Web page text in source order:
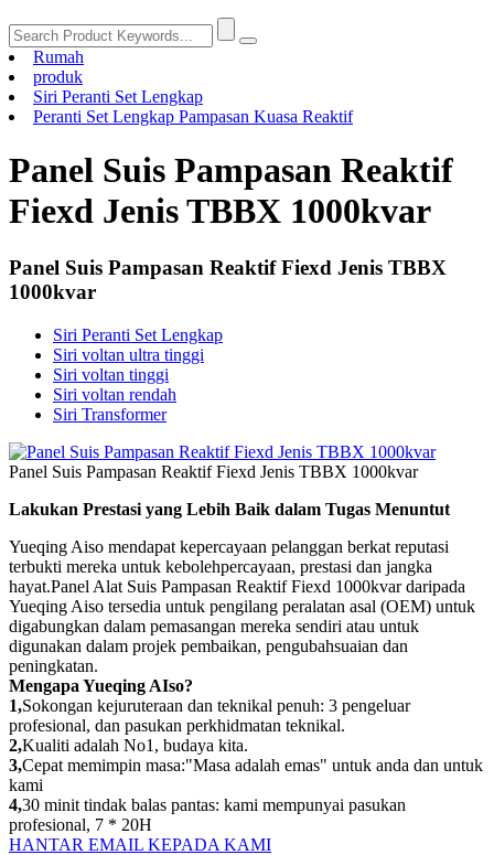
Rumah
produk
Siri Peranti Set Lengkap
Peranti Set Lengkap Pampasan Kuasa Reaktif
Panel Suis Pampasan Reaktif
Fiexd Jenis TBBX 1000kvar
Panel Suis Pampasan Reaktif Fiexd Jenis TBBX
1000kvar
Siri Peranti Set Lengkap
Siri voltan ultra tinggi
Siri voltan tinggi
Siri voltan rendah
Siri Transformer
Panel Suis Pampasan Reaktif Fiexd Jenis TBBX 1000kvar
Lakukan Prestasi yang Lebih Baik dalam Tugas Menuntut
Yueqing Aiso mendapat kepercayaan pelanggan berkat reputasi
terbukti mereka untuk kebolehpercayaan, prestasi dan jangka
hayat.Panel Alat Suis Pampasan Reaktif Fiexd 1000kvar daripada
Yueqing Aiso tersedia untuk pengilang peralatan asal (OEM) untuk
digabungkan dalam pemasangan mereka sendiri atau untuk
digunakan dalam projek pembaikan, pengubahsuaian dan
peningkatan.
Mengapa Yueqing AIso?
1,Sokongan kejuruteraan dan teknikal penuh: 3 pengeluar
profesional, dan pasukan perkhidmatan teknikal.
2,Kualiti adalah No1, budaya kita.
3,Cepat memimpin masa:"Masa adalah emas" untuk anda dan untuk
kami
4,30 minit tindak balas pantas: kami mempunyai pasukan
profesional, 7 * 20H
HANTAR EMAIL KEPADA KAMI